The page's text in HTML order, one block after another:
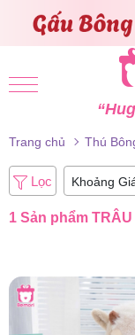
Skip to content
Trang chủ Thú
1 Sản phẩm TRÂU
Lọc Khoảng